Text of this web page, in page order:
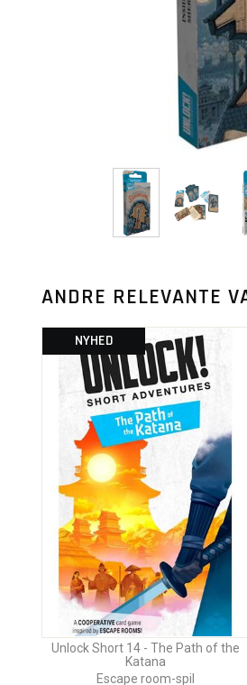
ANDRE RELEVANTE
NYHED
Unlock Short 14 - The Path of the
Katana
Escape room-spil